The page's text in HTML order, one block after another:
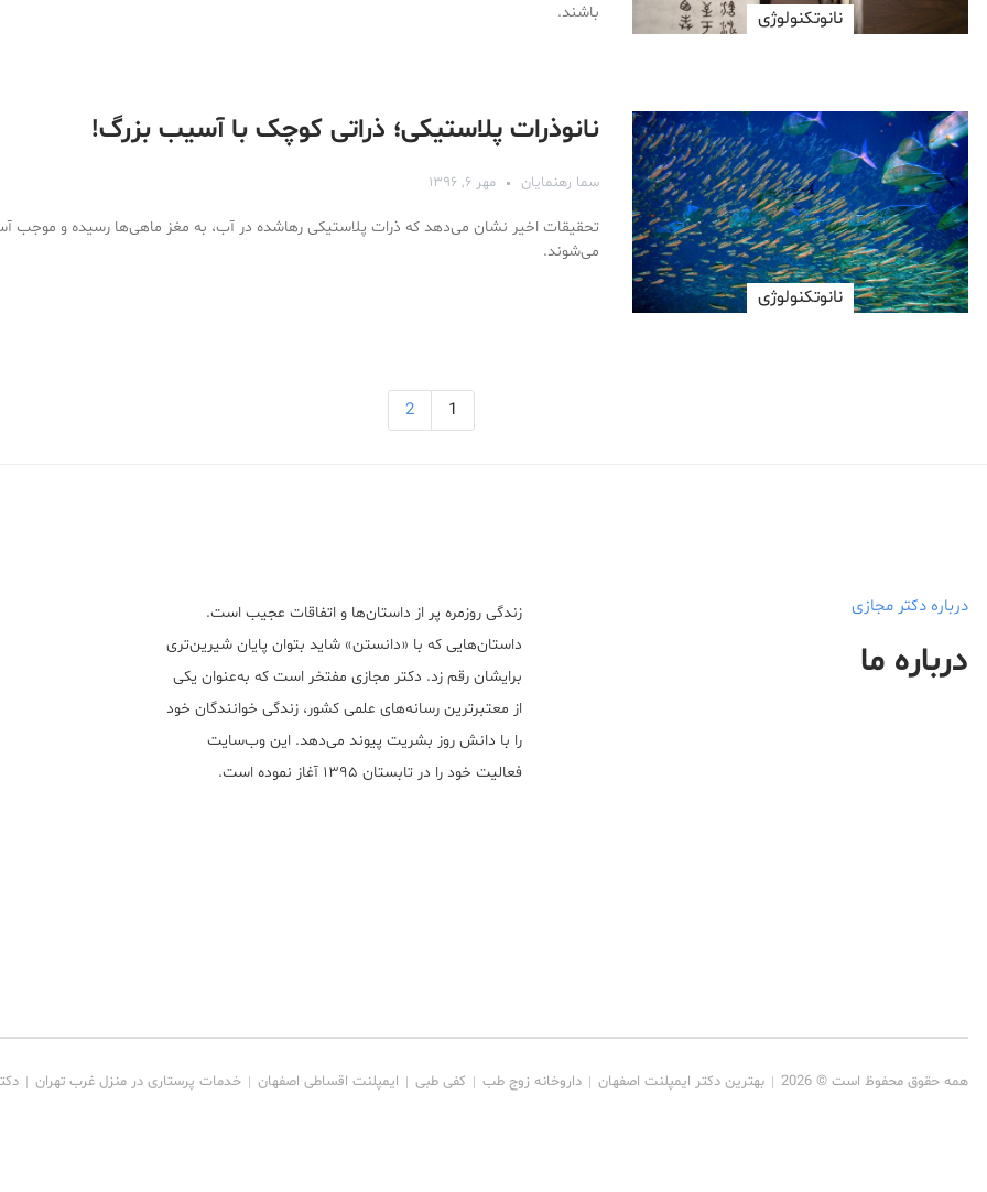
نانوتکنولوژی
باشند.
نانوتکنولوژی
نانوذرات پلاستیکی؛ ذراتی کوچک با آسیب بزرگ!
سما رهنمایان مهر ۶, ۱۳۹۶
تحقیقات اخیر نشان می‌دهد که ذرات پلاستیکی رهاشده در آب، به مغز ماهی‌ها رسیده و موجب
می‌شوند.
1
2
درباره دکتر مجازی
درباره ما
زندگی روزمره پر از داستان‌ها و اتفاقات عجیب است.
داستان‌هایی که با «دانستن» شاید بتوان پایان شیرین‌تری
برایشان رقم زد. دکتر مجازی مفتخر است که به‌عنوان یکی
از معتبر‌ترین رسانه‌های علمی کشور، زندگی خوانندگان خود
را با دانش روز بشریت پیوند می‌دهد. این وب‌سایت
فعالیت خود را در تابستان ۱۳۹۵ آغاز نموده است.
همه حقوق محفوظ است © 2026 بهترین دکتر ایمپلنت اصفهان داروخانه زوج طب کفی طبی ایمپلنت اقساطی اصفهان خدمات پرستاری در منزل غرب تهران